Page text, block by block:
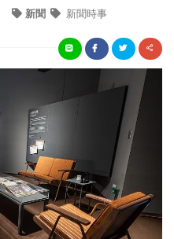
新聞 新聞時事